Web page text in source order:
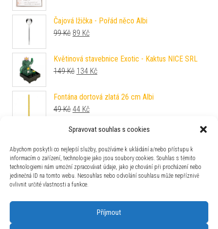
Spravovat souhlas s cookies
Abychom poskytli co nejlepší služby, používáme k ukládání a/nebo přístupu k
informacím o zařízení, technologie jako jsou soubory cookies. Souhlas s těmito
technologiemi nám umožní zpracovávat údaje, jako je chování při procházení nebo
jedinečná ID na tomto webu. Nesouhlas nebo odvolání souhlasu může nepříznivě
ovlivnit určité vlastnosti a funkce.
Příjmout
Čajová lžička - Pořád něco Albi
99Kč Původní cena byla: 99 Kč.
89 KčAktuální cena je: 89 Kč.
Květinová stavebnice Exotic - Kaktus NICE SRL
149Kč Původní cena byla: 149 Kč.
134 KčAktuální cena je: 134 Kč.
Fontána dortová zlatá 26 cm Albi
49Kč Původní cena byla: 49 Kč.
44 KčAktuální cena je: 44 Kč.
Balónek fóliový Divokých 60 Albi
129KčPůvodní cena byla: 129 Kč.
116Kč Aktuální cena je: 116 Kč.
Klíčenka - Jsem čokoholik Albi
129 Kč Původní cena byla: 129 Kč.
116